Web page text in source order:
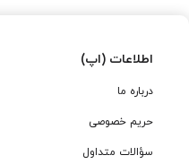
اطلاعات (اپ)
درباره ما
حریم خصوصی
سؤالات متداول